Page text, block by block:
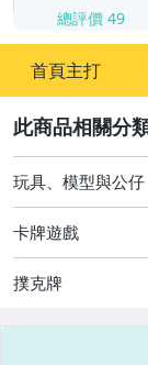
總評價 49
首頁主打
其它
[全店] 粉絲專享
[全店] 週年慶
玩具、模型與公仔
卡牌遊戲
撲克牌